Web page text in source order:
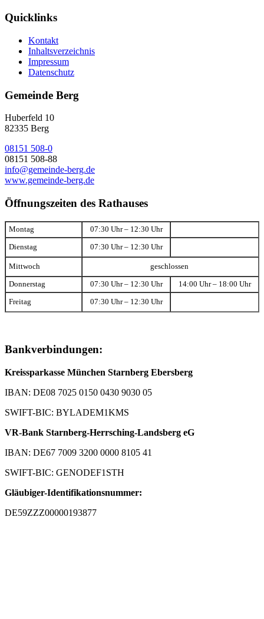
Quicklinks
Kontakt
Inhaltsverzeichnis
Impressum
Datenschutz
Gemeinde Berg
Huberfeld 10
82335 Berg
08151 508-0
08151 508-88
info@gemeinde-berg.de
www.gemeinde-berg.de
Öffnungszeiten des Rathauses
Montag 07:30 Uhr – 12:30 Uhr
Dienstag 07:30 Uhr – 12:30 Uhr
Mittwoch geschlossen
Donnerstag 07:30 Uhr – 12:30 Uhr 14:00 Uhr – 18:00 Uhr
Freitag 07:30 Uhr – 12:30 Uhr
Bankverbindungen:
Kreissparkasse München Starnberg Ebersberg
IBAN: DE08 7025 0150 0430 9030 05
SWIFT-BIC: BYLADEM1KMS
VR-Bank Starnberg-Herrsching-Landsberg eG
IBAN: DE67 7009 3200 0000 8105 41
SWIFT-BIC: GENODEF1STH
Gläubiger-Identifikationsnummer:
DE59ZZZ00000193877